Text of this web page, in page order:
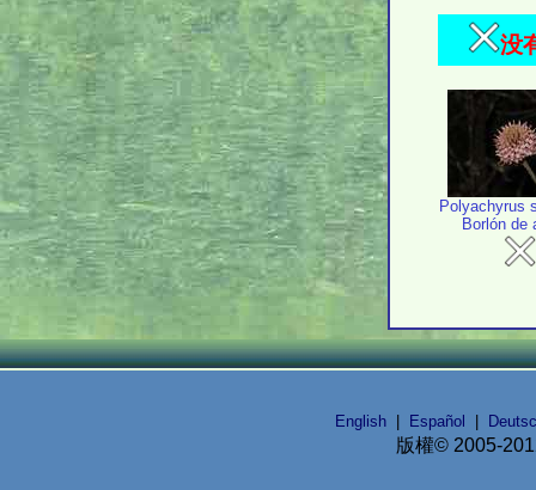
没
Polyachyrus
Borlón de
English Español
版權© 2005-